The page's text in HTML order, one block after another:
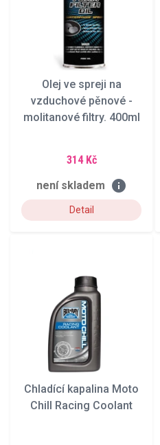
Olej ve spreji na
vzduchové pěnové -
molitanové filtry. 400ml
314 Kč
není skladem info
Detail
Chladící kapalina Moto
Chill Racing Coolant